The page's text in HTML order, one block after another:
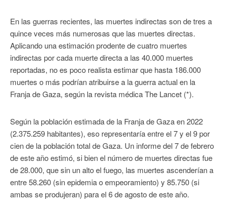
En las guerras recientes, las muertes indirectas son de tres a
quince veces más numerosas que las muertes directas.
Aplicando una estimación prodente de cuatro muertes
indirectas por cada muerte directa a las 40.000 muertes
reportadas, no es poco realista estimar que hasta 186.000
muertes o más podrían atribuirse a la guerra actual en la
Franja de Gaza, según la revista médica The Lancet (*).
Según la población estimada de la Franja de Gaza en 2022
(2.375.259 habitantes), eso representaría entre el 7 y el 9 por
cien de la población total de Gaza. Un informe del 7 de febrero
de este año estimó, si bien el número de muertes directas fue
de 28.000, que sin un alto el fuego, las muertes ascenderían a
entre 58.260 (sin epidemia o empeoramiento) y 85.750 (si
ambas se produjeran) para el 6 de agosto de este año.